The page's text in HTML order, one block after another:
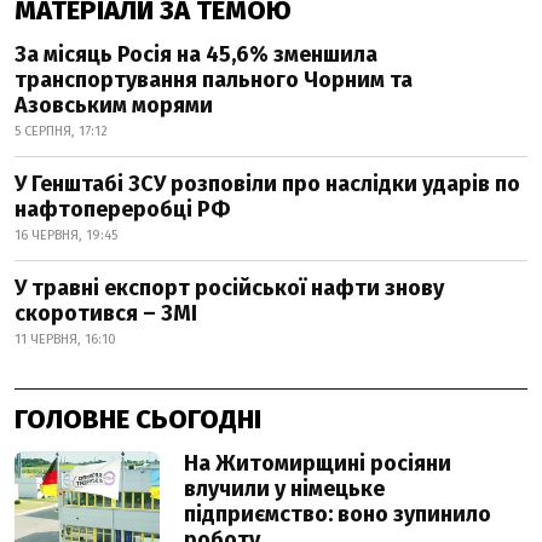
МАТЕРІАЛИ ЗА ТЕМОЮ
За місяць Росія на 45,6% зменшила
транспортування пального Чорним та
Азовським морями
5 СЕРПНЯ, 17:12
У Генштабі ЗСУ розповіли про наслідки ударів по
нафтопереробці РФ
16 ЧЕРВНЯ, 19:45
У травні експорт російської нафти знову
скоротився – ЗМІ
11 ЧЕРВНЯ, 16:10
ГОЛОВНЕ СЬОГОДНІ
На Житомирщині росіяни
влучили у німецьке
підприємство: воно зупинило